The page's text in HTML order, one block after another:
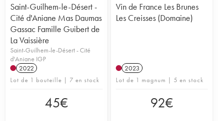
Saint-Guilhem-le-Désert -
Cité d'Aniane Mas Daumas
Gassac Famille Guibert de
La Vaissière
Saint-Guilhem-le-Désert - Cité
d'Aniane IGP
2022
Lot de 1 bouteille | 7 en stock
45€
Vin de France Les Brunes
Les Creisses (Domaine)
2023
Lot de 1 magnum | 5 en stock
92€